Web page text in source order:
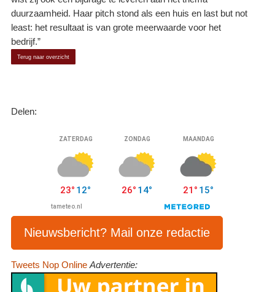
duurzaamheid. Haar pitch stond als een huis en last but not
least: het resultaat is van grote meerwaarde voor het
bedrijf.”
Terug naar overzicht
Delen:
Nieuwsbericht? Mail onze redactie
Tweets Nop Online Advertentie: